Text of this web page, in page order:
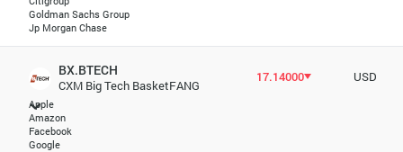
Goldman Sachs Group
Jp Morgan Chase
BX.BTECH
CXM Big Tech BasketFANG
Apple
Amazon
Facebook
Google
17.14000 USD